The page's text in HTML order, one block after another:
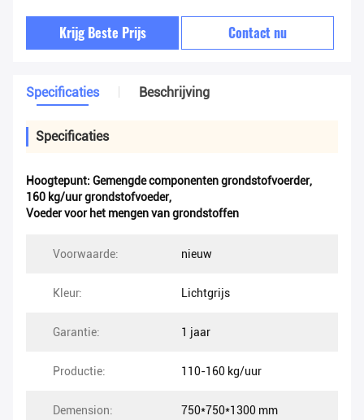
Krijg Beste Prijs Contact nu
Specificaties Beschrijving
Specificaties
Hoogtepunt: Gemengde componenten grondstofvoerder,
160 kg/uur grondstofvoeder,
Voeder voor het mengen van grondstoffen
Voorwaarde: nieuw
Kleur: Lichtgrijs
Garantie: 1 jaar
Productie: 110-160 kg/uur
Demension: 750*750*1300 mm